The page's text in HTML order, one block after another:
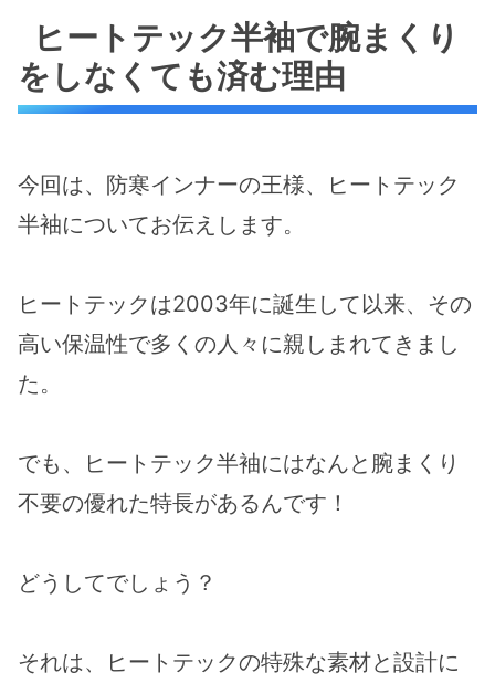
ヒートテック半袖で腕まくり
をしなくても済む理由
今回は、防寒インナーの王様、ヒートテック
半袖についてお伝えします。
ヒートテックは2003年に誕生して以来、その
高い保温性で多くの人々に親しまれてきまし
た。
でも、ヒートテック半袖にはなんと腕まくり
不要の優れた特長があるんです！
どうしてでしょう？
それは、ヒートテックの特殊な素材と設計に